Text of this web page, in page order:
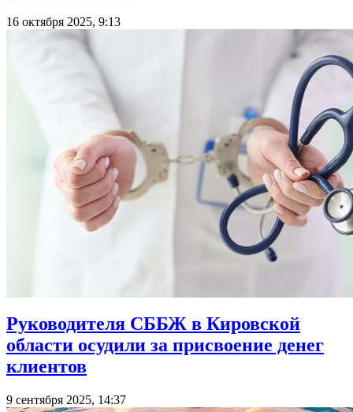
16 октября 2025, 9:13
Руководителя СББЖ в Кировской
области осудили за присвоение денег
клиентов
9 сентября 2025, 14:37